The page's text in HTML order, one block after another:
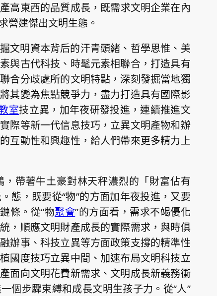
高東西的品質成長，既需求文明企業在內
營建傑出文明生態。
文明資本背后的汗青頭緒、哲學思惟、美
與古代科技、時髦元素相聯合，打造具有
合分歧處所的文明特點，深刻發掘當地獨
其變為焦點競爭力，盡力打造具有國際影
室技立異，加年夜研發投進，連續推進文
際等新一代信息技巧，立異文明產物和辦
互動性和興趣性，給人們帶來更多精力上
，帶著牛土豪對林天秤濃烈的「財富佔有
態，既要從“物”的方面加年夜投進，又要
條。從“物聚會”的方面看，需求不竭優化
，順應文明財產成長的實際需求，與時俱
辦事、科技立異等方面政策支撐的精準性
國度技巧立異中間、加速布局文明科技立
面向文明花費新需求、文明成長新義務衝
個步驟束縛和成長文明生孩子力。從“人”